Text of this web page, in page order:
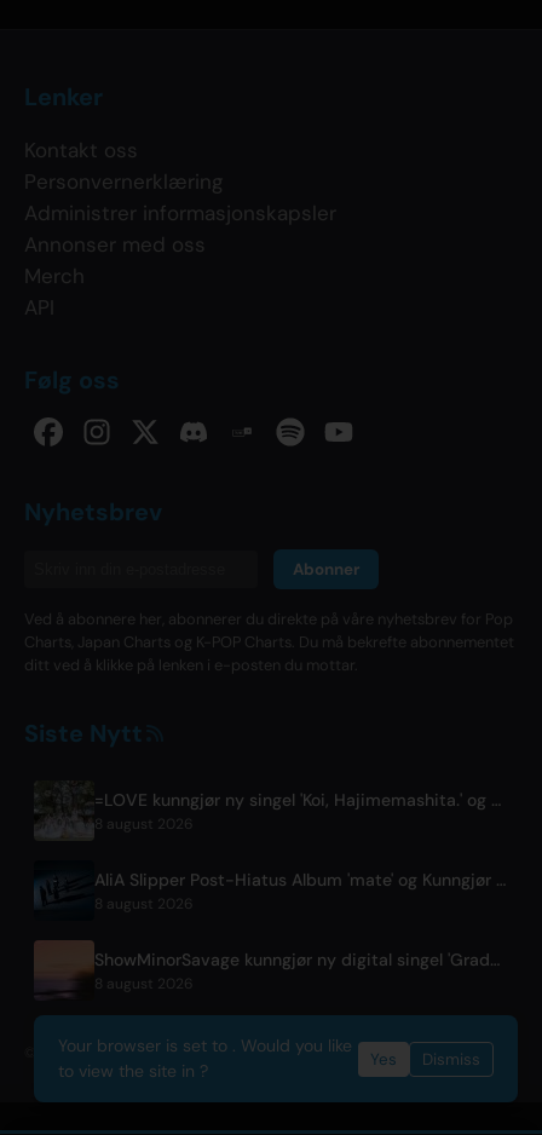
Lenker
Kontakt oss
Personvernerklæring
Administrer informasjonskapsler
Annonser med oss
Merch
API
Følg oss
Nyhetsbrev
Abonner
Ved å abonnere her, abonnerer du direkte på våre nyhetsbrev for Pop
Charts, Japan Charts og K-POP Charts. Du må bekrefte abonnementet
ditt ved å klikke på lenken i e-posten du mottar.
Siste Nytt
=LOVE kunngjør ny singel 'Koi, Hajimemashita.' og Tokyo Dome-konserter
8 august 2026
AliA Slipper Post-Hiatus Album 'mate' og Kunngjør Tokyo-konsert
8 august 2026
ShowMinorSavage kunngjør ny digital singel 'Gradation'
8 august 2026
© 2026 OnlyHit. All rights reserved. - Metadata provided byACRCloud
Your browser is set to . Would you like
to view the site in ?
Yes Dismiss